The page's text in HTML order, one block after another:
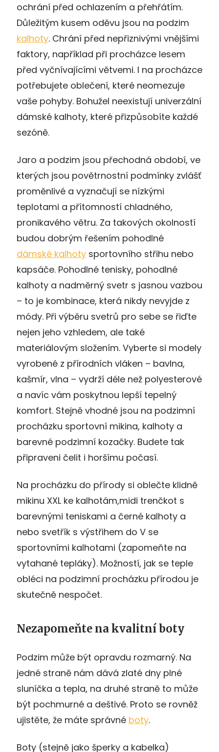
ochrání před ochlazením a přehřátím.
Důležitým kusem oděvu jsou na podzim
kalhoty. Chrání před nepřiznivými vnějšími
faktory, například při procházce lesem
před vyčnívajícími větvemi. I na procházce
potřebujete oblečení, které neomezuje
vaše pohyby. Bohužel neexistují univerzální
dámské kalhoty, které přizpůsobíte každé
sezóně.
Jaro a podzim jsou přechodná období, ve
kterých jsou povětrnostní podmínky zvlášť
proměnlivé a vyznačují se nízkými
teplotami a přítomností chladného,
pronikavého větru. Za takových okolností
budou dobrým řešením pohodlné
dámské kalhoty sportovního střihu nebo
kapsáče. Pohodlné tenisky, pohodlné
kalhoty a nadměrný svetr s jasnou vazbou
– to je kombinace, která nikdy nevyjde z
módy. Při výběru svetrů pro sebe se řiďte
nejen jeho vzhledem, ale také
materiálovým složením. Vyberte si modely
vyrobené z přírodních vláken – bavlna,
kašmír, vlna – vydrží déle než polyesterové
a navíc vám poskytnou lepší tepelný
komfort. Stejně vhodné jsou na podzimní
procházku sportovní mikina, kalhoty a
barevné podzimní kozačky. Budete tak
připraveni čelit i horšímu počasí.
Na procházku do přírody si oblečte klidně
mikinu XXL ke kalhotám,midi trenčkot s
barevnými teniskami a černé kalhoty a
nebo svetřík s výstřihem do V se
sportovními kalhotami (zapomeňte na
vytahané tepláky). Možností, jak se teple
obléci na podzimní procházku přírodou je
skutečně nespočet.
Nezapomeňte na kvalitní boty
Podzim může být opravdu rozmarný. Na
jedné straně nám dává zlaté dny plné
sluníčka a tepla, na druhé straně to může
být pochmurné a deštivé. Proto se rovněž
ujistěte, že máte správné boty.
Boty (stejně jako šperky a kabelka)